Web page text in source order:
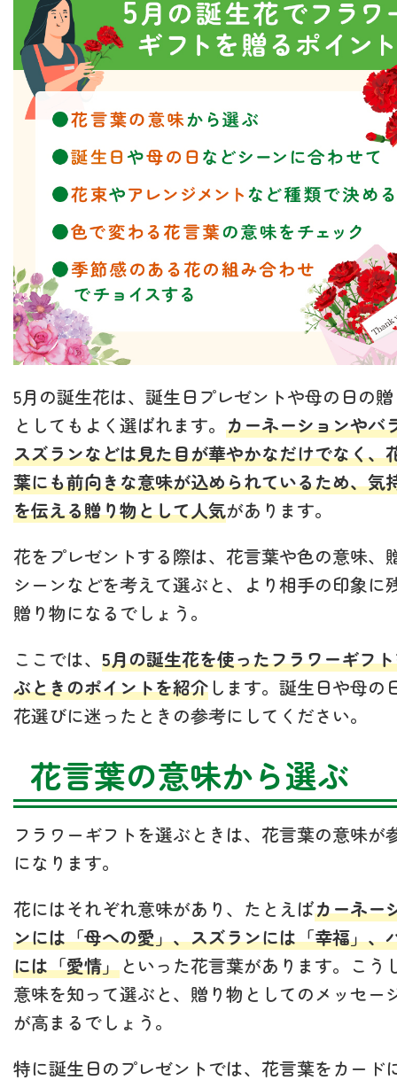
5月の誕生花は、誕生日プレゼントや母の日の
としてもよく選ばれます。 カーネーションやバ
スズランなどは見た目が華やかなだけでなく、
葉にも前向きな意味が込められているため、気
を伝える贈り物として人気があります。
花をプレゼントする際は、花言葉や色の意味、
シーンなどを考えて選ぶと、より相手の印象に
贈り物になるでしょう。
ここでは、 5月の誕生花を使ったフラワーギフ
ぶときのポイントを紹介 します。誕生日や母の
花選びに迷ったときの参考にしてください。
花言葉の意味から選ぶ
フラワーギフトを選ぶときは、花言葉の意味が
になります。
花にはそれぞれ意味があり、たとえばカーネー
ンには「母への愛」、スズランには「幸福」、
には「愛情」といった花言葉があります。こう
意味を知って選ぶと、贈り物としてのメッセー
が高まるでしょう。
特に誕生日のプレゼントでは、花言葉をカード